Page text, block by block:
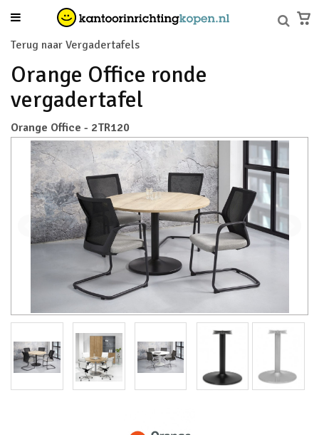
Terug naar Vergadertafels
Orange Office ronde
vergadertafel
Orange Office - 2TR120